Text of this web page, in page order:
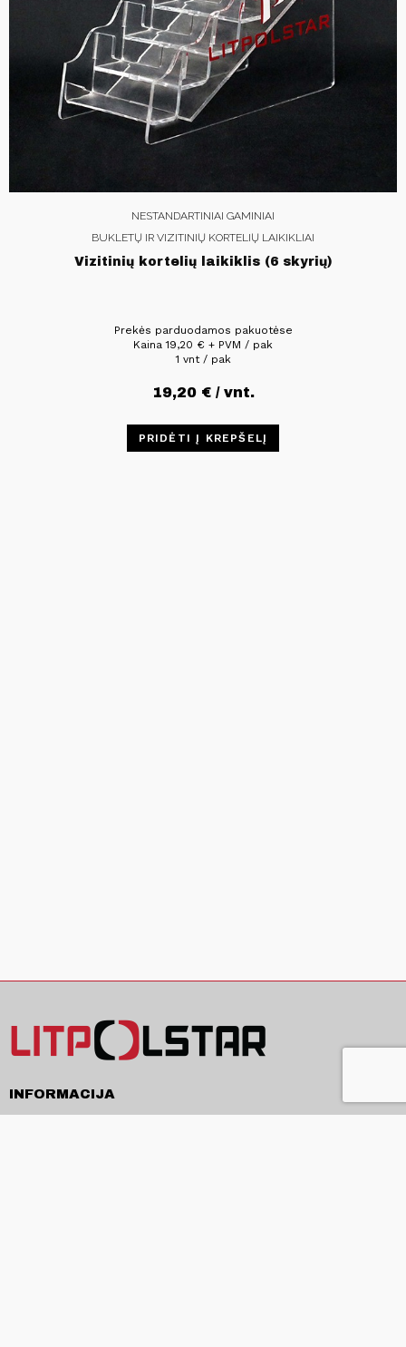
NESTANDARTINIAI GAMINIAI
BUKLETŲ IR VIZITINIŲ KORTELIŲ LAIKIKLIAI
Vizitinių kortelių laikiklis (6 skyrių)
Prekės parduodamos pakuotėse
Kaina19,20 € + PVM / pak
1 vnt / pak
19,20 €/ vnt.
PRIDĖTI Į KREPŠELĮ
INFORMACIJA